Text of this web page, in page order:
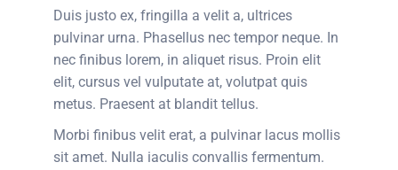
Duis justo ex, fringilla a velit a, ultrices
pulvinar urna. Phasellus nec tempor neque. In
nec finibus lorem, in aliquet risus. Proin elit
elit, cursus vel vulputate at, volutpat quis
metus. Praesent at blandit tellus.
Morbi finibus velit erat, a pulvinar lacus mollis
sit amet. Nulla iaculis convallis fermentum.